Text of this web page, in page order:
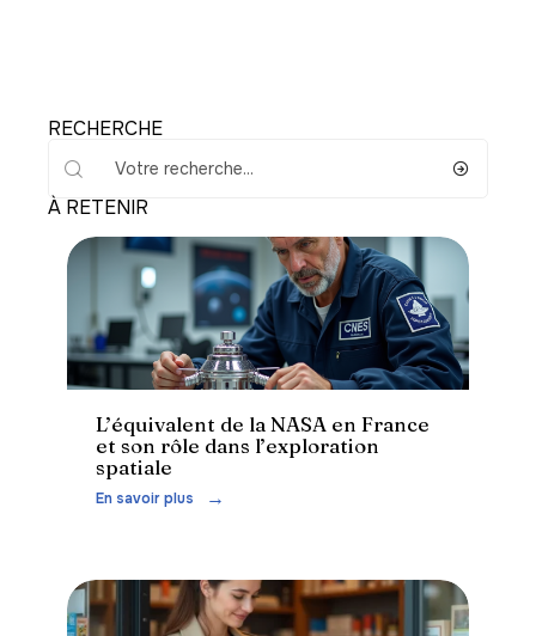
RECHERCHE
À RETENIR
Actu
L’équivalent de la NASA en France
et son rôle dans l’exploration
spatiale
En savoir plus